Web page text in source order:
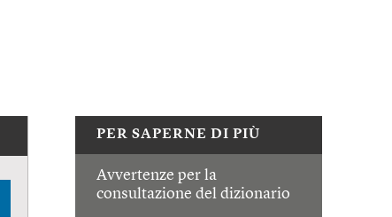
PER SAPERNE DI PIÙ
Avvertenze per la
consultazione del dizionario